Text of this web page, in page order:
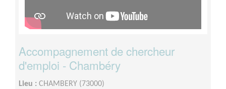
Accompagnement de chercheur
d'emploi - Chambéry
Lieu : CHAMBERY (73000)